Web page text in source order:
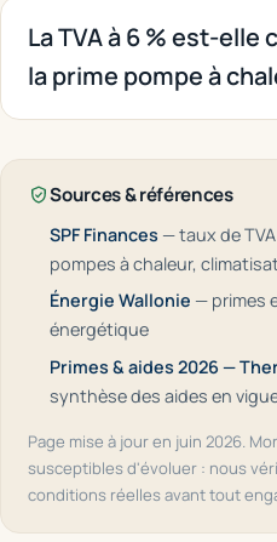
La TVA à 6 % est-elle
la prime pompe à
Sources & références
SPF Finances — taux de
pompes à chaleur,
Énergie Wallonie — primes
énergétique
Primes & aides 2026 —
synthèse des aides en
Page mise à jour en juin 2026.
susceptibles d'évoluer : nous
conditions réelles avant tout